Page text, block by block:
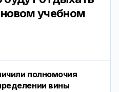
учебном
полномочия
вины